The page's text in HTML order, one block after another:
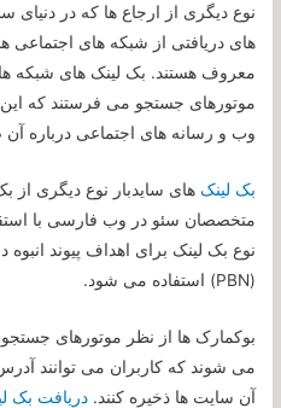
نوع دیگری از ارجاع ها که در دنیای
های دریافتی از شبکه های اجتماعی
معروف هستند. بک لینک های شبکه
موتورهای جستجو می فرستند که
وب و رسانه های اجتماعی درباره
بک لینک های سایدبار نوع دیگری از
متخصصان سئو در وب فارسی با
نوع بک لینک برای اهداف پیوند انبوه
(PBN) استفاده می شود.
بوکمارک ها از نظر موتورهای
می شوند که کاربران می توانند
آن سایت ها ذخیره کنند.دریافت بک